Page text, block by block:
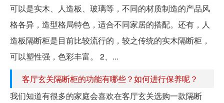
可以是实木、人造板、玻璃等，不同的材质制造的产品风
格各异，造型格局特色，适合不同家居的搭配。还有，人
造板隔断柜是目前比较流行的，较之传统的实木隔断柜，
可以塑性强，色彩丰富。 2、...
客厅玄关隔断柜的功能有哪些？如何进行保养呢？
我们知道有很多的家庭会喜欢在客厅玄关选购一款隔断